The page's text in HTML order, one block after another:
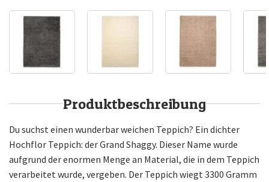
Produktbeschreibung
Du suchst einen wunderbar weichen Teppich? Ein dichter
Hochflor Teppich: der Grand Shaggy. Dieser Name wurde
aufgrund der enormen Menge an Material, die in dem Teppich
verarbeitet wurde, vergeben. Der Teppich wiegt 3300 Gramm